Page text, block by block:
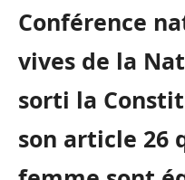
Conférence
vives de la
sorti la
son article 26